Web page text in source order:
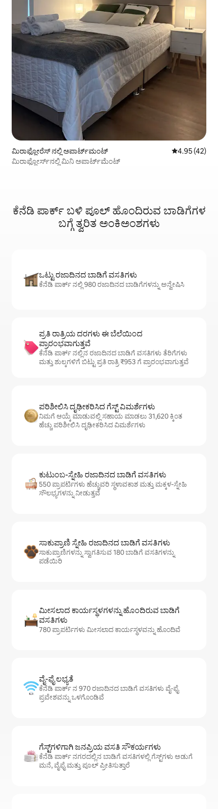
ಮಿರಾಫ್ಲೋರೆಸ್ ನಲ್ಲಿ ಅಪಾರ್ಟ್‌ಮಂಟ್ 5 ರಲ್ಲಿ 4.95
4.95 (42)
ಮಿರಾಫ್ಲೋರ್ಸ್‌ನಲ್ಲಿ ಮಿನಿ ಅಪಾರ್ಟ್‌ಮೆಂಟ್
ಕೆನೆಡಿ ಪಾರ್ಕ್ ಬಳಿ ಪೂಲ್ ಹೊಂದಿರುವ ಬಾಡಿಗೆಗಳ
ಬಗ್ಗೆ ತ್ವರಿತ ಅಂಕಿಅಂಶಗಳು
ಒಟ್ಟು ರಜಾದಿನದ ಬಾಡಿಗೆ ವಸತಿಗಳು
ಕೆನೆಡಿ ಪಾರ್ಕ್ ನಲ್ಲಿ 980 ರಜಾದಿನದ ಬಾಡಿಗೆಗಳನ್ನು ಅನ್ವೇಷಿಸಿ
ಪ್ರತಿ ರಾತ್ರಿಯ ದರಗಳು ಈ ಬೆಲೆಯಿಂದ
ಪ್ರಾರಂಭವಾಗುತ್ತವೆ
ಕೆನೆಡಿ ಪಾರ್ಕ್ ನಲ್ಲಿನ ರಜಾದಿನದ ಬಾಡಿಗೆ ವಸತಿಗಳು ತೆರಿಗೆಗಳು
ಮತ್ತು ಶುಲ್ಕಗಳಿಗೆ ಬಿಟ್ಟು ಪ್ರತಿ ರಾತ್ರಿ ₹953 ಗೆ ಪ್ರಾರಂಭವಾಗುತ್ತವೆ
ಪರಿಶೀಲಿಸಿ ದೃಢೀಕರಿಸಿದ ಗೆಸ್ಟ್ ವಿಮರ್ಶೆಗಳು
ನಿಮಗೆ ಆಯ್ಕೆ ಮಾಡುವಲ್ಲಿ ಸಹಾಯ ಮಾಡಲು 31,620 ಕ್ಕಿಂತ
ಹೆಚ್ಚು ಪರಿಶೀಲಿಸಿ ದೃಢೀಕರಿಸಿದ ವಿಮರ್ಶೆಗಳು
ಕುಟುಂಬ-ಸ್ನೇಹಿ ರಜಾದಿನದ ಬಾಡಿಗೆ ವಸತಿಗಳು
550 ಪ್ರಾಪರ್ಟಿಗಳು ಹೆಚ್ಚುವರಿ ಸ್ಥಳಾವಕಾಶ ಮತ್ತು ಮಕ್ಕಳ-ಸ್ನೇಹಿ
ಸೌಲಭ್ಯಗಳನ್ನು ನೀಡುತ್ತವೆ
ಸಾಕುಪ್ರಾಣಿ ಸ್ನೇಹಿ ರಜಾದಿನದ ಬಾಡಿಗೆ ವಸತಿಗಳು
ಸಾಕುಪ್ರಾಣಿಗಳನ್ನು ಸ್ವಾಗತಿಸುವ 180 ಬಾಡಿಗೆ ವಸತಿಗಳನ್ನು
ಪಡೆಯಿರಿ
ಮೀಸಲಾದ ಕಾರ್ಯಸ್ಥಳಗಳನ್ನು ಹೊಂದಿರುವ ಬಾಡಿಗೆ
ವಸತಿಗಳು
780 ಪ್ರಾಪರ್ಟಿಗಳು ಮೀಸಲಾದ ಕಾರ್ಯಸ್ಥಳವನ್ನು ಹೊಂದಿವೆ
ವೈ-ಫೈ ಲಭ್ಯತೆ
ಕೆನೆಡಿ ಪಾರ್ಕ್ ನ 970 ರಜಾದಿನದ ಬಾಡಿಗೆ ವಸತಿಗಳು ವೈ-ಫೈ
ಪ್ರವೇಶವನ್ನು ಒಳಗೊಂಡಿವೆ
ಗೆಸ್ಟ್‌ಗಳಿಗಾಗಿ ಜನಪ್ರಿಯ ವಸತಿ ಸೌಕರ್ಯಗಳು
ಕೆನೆಡಿ ಪಾರ್ಕ್ ನಗರದಲ್ಲಿನ ಬಾಡಿಗೆ ವಸತಿಗಳಲ್ಲಿ ಗೆಸ್ಟ್‌ಗಳು ಅಡುಗೆ
ಮನೆ, ವೈಫೈ ಮತ್ತು ಪೂಲ್ ಪ್ರೀತಿಸುತ್ತಾರೆ